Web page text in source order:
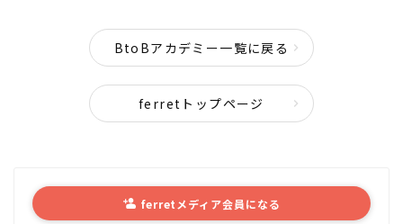
BtoBアカデミー一覧に戻る
ferretトップページ
ferretメディア会員になる